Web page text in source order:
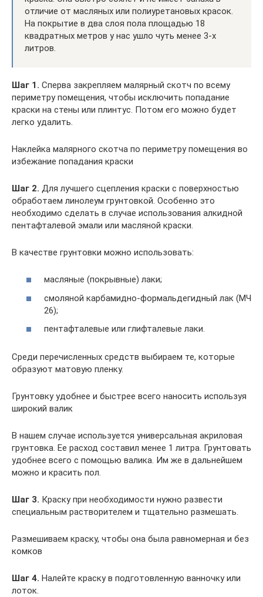
отличие от масляных или полиуретановых красок.
На покрытие в два слоя пола площадью 18
квадратных метров у нас ушло чуть менее 3-х
литров.
Шаг 1. Сперва закрепляем малярный скотч по всему
периметру помещения, чтобы исключить попадание
краски на стены или плинтус. Потом его можно будет
легко удалить.
Наклейка малярного скотча по периметру помещения во
избежание попадания краски
Шаг 2. Для лучшего сцепления краски с поверхностью
обработаем линолеум грунтовкой. Особенно это
необходимо сделать в случае использования алкидной
пентафталевой эмали или масляной краски.
В качестве грунтовки можно использовать:
масляные (покрывные) лаки;
смоляной карбамидно-формальдегидный лак (МЧ
26);
пентафталевые или глифталевые лаки.
Среди перечисленных средств выбираем те, которые
образуют матовую пленку.
Грунтовку удобнее и быстрее всего наносить используя
широкий валик
В нашем случае используется универсальная акриловая
грунтовка. Ее расход составил менее 1 литра. Грунтовать
удобнее всего с помощью валика. Им же в дальнейшем
можно и красить пол.
Шаг 3. Краску при необходимости нужно развести
специальным растворителем и тщательно размешать.
Размешиваем краску, чтобы она была равномерная и без
комков
Шаг 4. Налейте краску в подготовленную ванночку или
лоток.